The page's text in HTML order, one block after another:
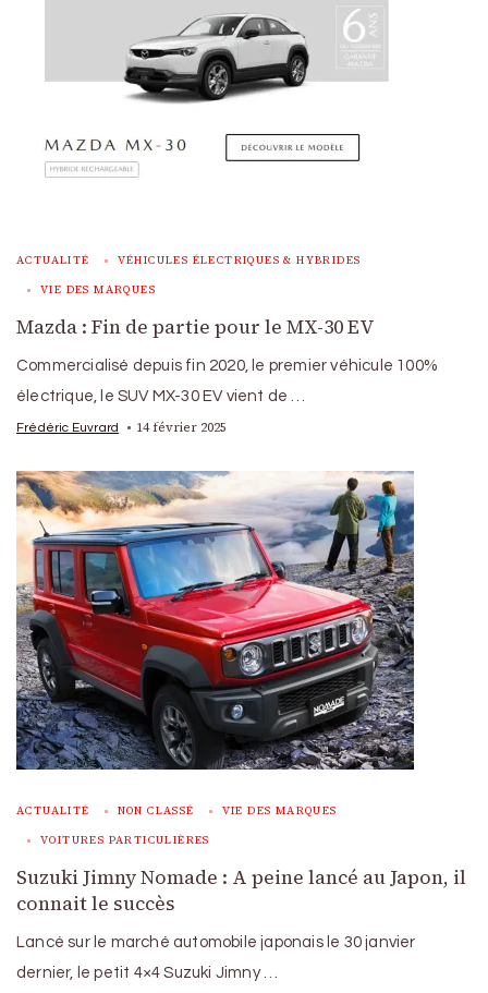
ACTUALITÉ VÉHICULES ÉLECTRIQUES & HYBRIDES
VIE DES MARQUES
Mazda : Fin de partie pour le MX-30 EV
Commercialisé depuis fin 2020, le premier véhicule 100%
électrique, le SUV MX-30 EV vient de …
Frédéric Euvrard 14 février 2025
ACTUALITÉ NON CLASSÉ VIE DES MARQUES
VOITURES PARTICULIÈRES
Suzuki Jimny Nomade : A peine lancé au Japon, il
connait le succès
Lancé sur le marché automobile japonais le 30 janvier
dernier, le petit 4×4 Suzuki Jimny …